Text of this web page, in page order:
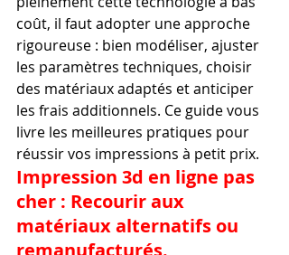
coût, il faut adopter une approche
rigoureuse : bien modéliser, ajuster
les paramètres techniques, choisir
des matériaux adaptés et anticiper
les frais additionnels. Ce guide vous
livre les meilleures pratiques pour
réussir vos impressions à petit prix.
Impression 3d en ligne pas
cher : Recourir aux
matériaux alternatifs ou
remanufacturés.